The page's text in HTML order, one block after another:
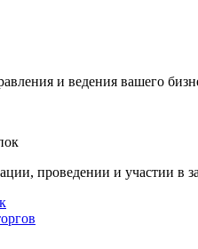
и ведения вашего
проведении и участии в